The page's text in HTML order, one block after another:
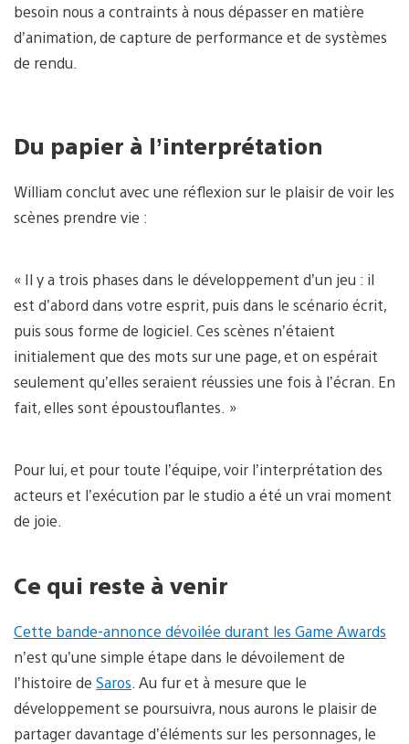
besoin nous a contraints à nous dépasser en matière
d’animation, de capture de performance et de systèmes
de rendu.
Du papier à l’interprétation
William conclut avec une réflexion sur le plaisir de voir les
scènes prendre vie :
« Il y a trois phases dans le développement d’un jeu : il
est d’abord dans votre esprit, puis dans le scénario écrit,
puis sous forme de logiciel. Ces scènes n’étaient
initialement que des mots sur une page, et on espérait
seulement qu’elles seraient réussies une fois à l’écran. En
fait, elles sont époustouflantes. »
Pour lui, et pour toute l’équipe, voir l’interprétation des
acteurs et l’exécution par le studio a été un vrai moment
de joie.
Ce qui reste à venir
Cette bande-annonce dévoilée durant les Game Awards
n’est qu’une simple étape dans le dévoilement de
l’histoire de Saros . Au fur et à mesure que le
développement se poursuivra, nous aurons le plaisir de
partager davantage d’éléments sur les personnages, le